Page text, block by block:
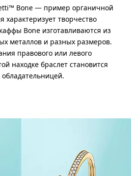
Bone — пример органичной
характеризует творчество
Bone изготавливаются из
металлов и разных размеров.
правового или левого
находке браслет становится